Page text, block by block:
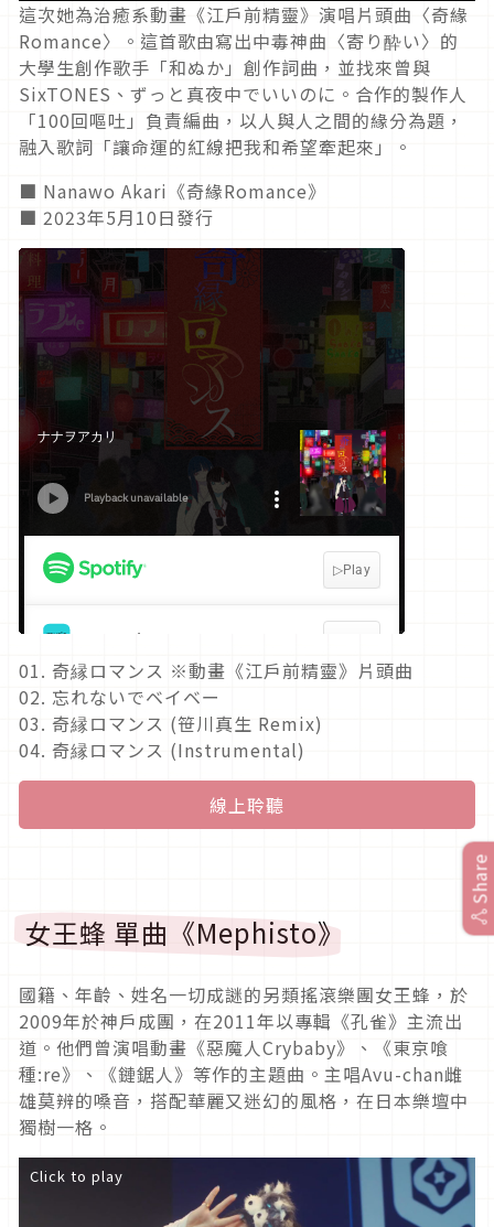
這次她為治癒系動畫《江戶前精靈》演唱片頭曲〈奇緣
Romance〉。這首歌由寫出中毒神曲〈寄り酔い〉的
大學生創作歌手「和ぬか」創作詞曲，並找來曾與
SixTONES、ずっと真夜中でいいのに。合作的製作人
「100回嘔吐」負責編曲，以人與人之間的緣分為題，
融入歌詞「讓命運的紅線把我和希望牽起來」。
■ Nanawo Akari《奇緣Romance》
■ 2023年5月10日發行
01. 奇縁ロマンス ※動畫《江戶前精靈》片頭曲
02. 忘れないでベイベー
03. 奇縁ロマンス (笹川真生 Remix)
04. 奇縁ロマンス (Instrumental)
線上聆聽
女王蜂 單曲《Mephisto》
國籍、年齡、姓名一切成謎的另類搖滾樂團女王蜂，於
2009年於神戶成團，在2011年以專輯《孔雀》主流出
道。他們曾演唱動畫《惡魔人Crybaby》、《東京喰
種:re》、《鏈鋸人》等作的主題曲。主唱Avu-chan雌
雄莫辨的嗓音，搭配華麗又迷幻的風格，在日本樂壇中
獨樹一格。
Click to play
Share